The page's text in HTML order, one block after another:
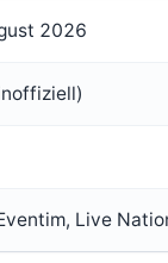
2026
Live